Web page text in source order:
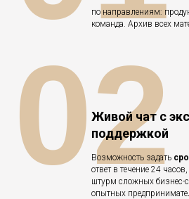
по направлениям:
команда. Архив всех
Живой чат с
поддержкой
Возможность задать
ответ в течение 24
штурм сложных бизнес-
опытных
02